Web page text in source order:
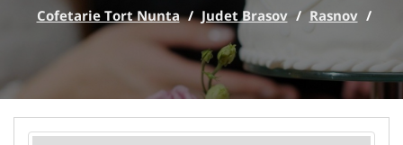
Cofetarie Tort Nunta / Judet Brasov / Rasnov /